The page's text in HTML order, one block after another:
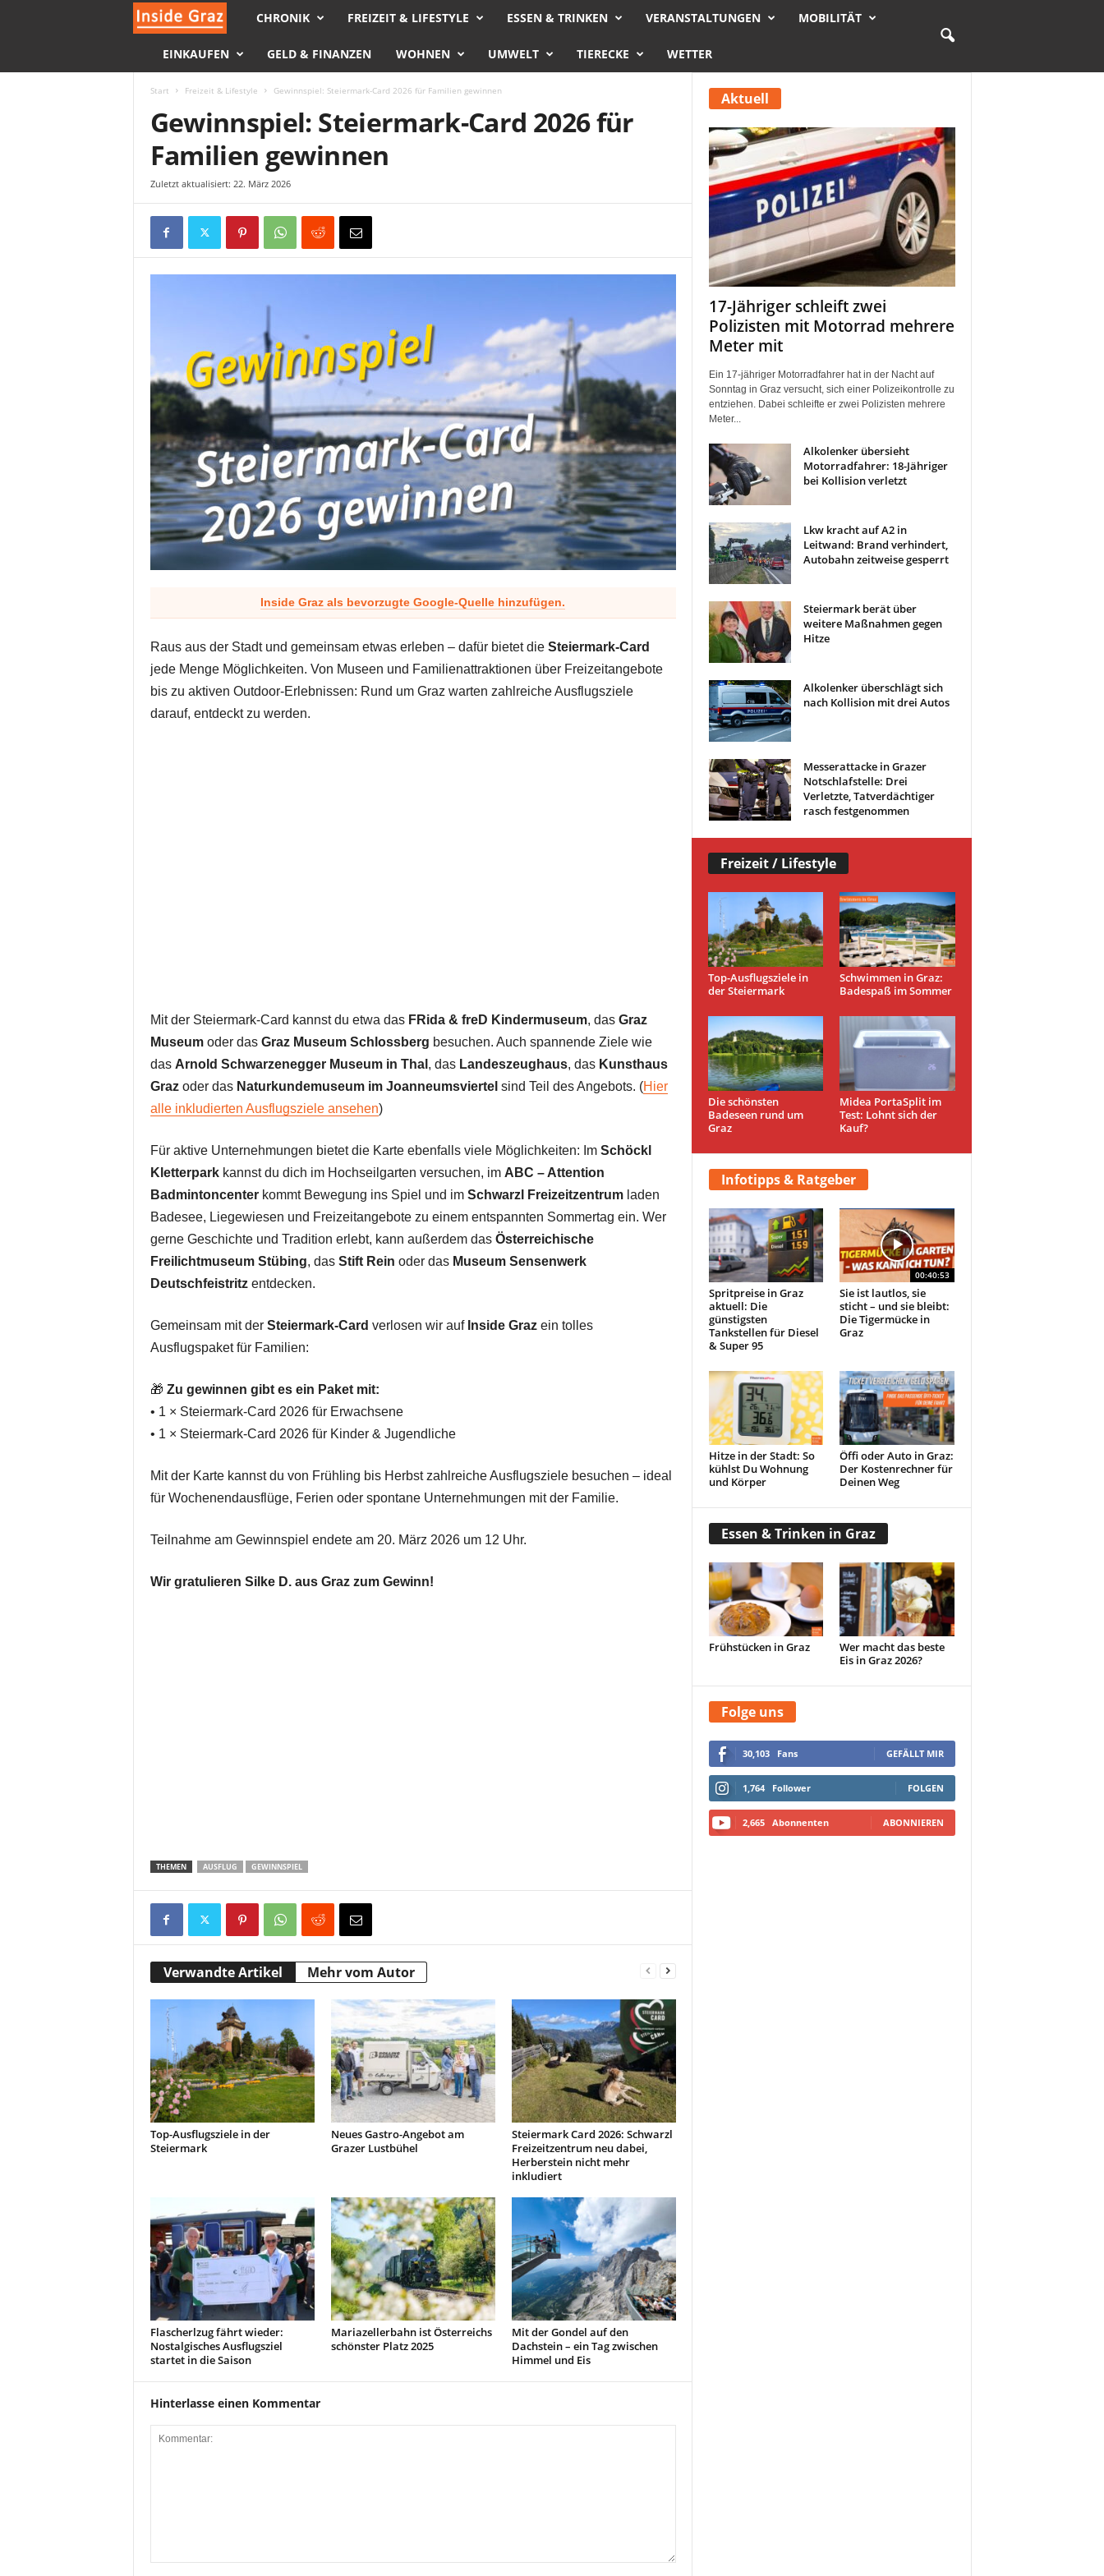
s
i
d
G
z
CHRONIK FREIZEIT & LIFESTYLE ESSEN & TRINKEN VERANSTALTUNGEN MOBILITÄT
EINKAUFEN GELD & FINANZEN WOHNEN UMWELT TIERECKE WETTER
Start Freizeit & Lifestyle Gewinnspiel: Steiermark-Card 2026 für Familien gewinnen
Gewinnspiel: Steiermark-Card 2026 für
Familien gewinnen
Zuletzt aktualisiert: 22. März 2026
Inside Graz als bevorzugte Google-Quelle hinzufügen.
Raus aus der Stadt und gemeinsam etwas erleben – dafür bietet die Steiermark-Card
jede Menge Möglichkeiten. Von Museen und Familienattraktionen über Freizeitangebote
bis zu aktiven Outdoor-Erlebnissen: Rund um Graz warten zahlreiche Ausflugsziele
darauf, entdeckt zu werden.
Mit der Steiermark-Card kannst du etwa das FRida & freD Kindermuseum, das Graz
Museumoder das Graz Museum Schlossberg besuchen. Auch spannende Ziele wie
das Arnold Schwarzenegger Museum in Thal , das Landeszeughaus, das Kunsthaus
Grazoder das Naturkundemuseum im Joanneumsviertel sind Teil des Angebots. (Hier
alle inkludierten Ausflugsziele ansehen)
Für aktive Unternehmungen bietet die Karte ebenfalls viele Möglichkeiten: Im Schöckl
Kletterparkkannst du dich im Hochseilgarten versuchen, im ABC – Attention
Badmintoncenterkommt Bewegung ins Spiel und im Schwarzl Freizeitzentrumladen
Badesee, Liegewiesen und Freizeitangebote zu einem entspannten Sommertag ein. Wer
gerne Geschichte und Tradition erlebt, kann außerdem das Österreichische
Freilichtmuseum Stübing, das Stift Rein oder das Museum Sensenwerk
Deutschfeistritzentdecken.
Gemeinsam mit der Steiermark-Card verlosen wir auf Inside Grazein tolles
Ausflugspaket für Familien:
🎁 Zu gewinnen gibt es ein Paket mit:
• 1 × Steiermark-Card 2026 für Erwachsene
• 1 × Steiermark-Card 2026 für Kinder & Jugendliche
Mit der Karte kannst du von Frühling bis Herbst zahlreiche Ausflugsziele besuchen – ideal
für Wochenendausflüge, Ferien oder spontane Unternehmungen mit der Familie.
Teilnahme am Gewinnspiel endete am 20. März 2026 um 12 Uhr.
Wir gratulieren Silke D. aus Graz zum Gewinn!
THEMEN AUSFLUG GEWINNSPIEL
Verwandte Artikel Mehr vom Autor
Top-Ausflugsziele in der
Steiermark
Neues Gastro-Angebot am
Grazer Lustbühel
Steiermark Card 2026: Schwarzl
Freizeitzentrum neu dabei,
Herberstein nicht mehr
inkludiert
Flascherlzug fährt wieder:
Nostalgisches Ausflugsziel
startet in die Saison
Mariazellerbahn ist Österreichs
schönster Platz 2025
Mit der Gondel auf den
Dachstein – ein Tag zwischen
Himmel und Eis
Hinterlasse einen Kommentar
Aktuell
17-Jähriger schleift zwei
Polizisten mit Motorrad mehrere
Meter mit
Ein 17-jähriger Motorradfahrer hat in der Nacht auf
Sonntag in Graz versucht, sich einer Polizeikontrolle zu
entziehen. Dabei schleifte er zwei Polizisten mehrere
Meter...
Alkolenker übersieht
Motorradfahrer: 18-Jähriger
bei Kollision verletzt
Lkw kracht auf A2 in
Leitwand: Brand verhindert,
Autobahn zeitweise gesperrt
Steiermark berät über
weitere Maßnahmen gegen
Hitze
Alkolenker überschlägt sich
nach Kollision mit drei Autos
Messerattacke in Grazer
Notschlafstelle: Drei
Verletzte, Tatverdächtiger
rasch festgenommen
Freizeit / Lifestyle
Top-Ausflugsziele in
der Steiermark
Schwimmen in Graz:
Badespaß im Sommer
Die schönsten
Badeseen rund um
Graz
Midea PortaSplit im
Test: Lohnt sich der
Kauf?
Infotipps & Ratgeber
Spritpreise in Graz
aktuell: Die
günstigsten
Tankstellen für Diesel
& Super 95
00:40:53
Sie ist lautlos, sie
sticht – und sie bleibt:
Die Tigermücke in
Graz
Hitze in der Stadt: So
kühlst Du Wohnung
und Körper
Öffi oder Auto in Graz:
Der Kostenrechner für
Deinen Weg
Essen & Trinken in Graz
Frühstücken in Graz
Wer macht das beste
Eis in Graz 2026?
Folge uns
30,103 Fans GEFÄLLT MIR
1,764 Follower FOLGEN
2,665 Abonnenten ABONNIEREN